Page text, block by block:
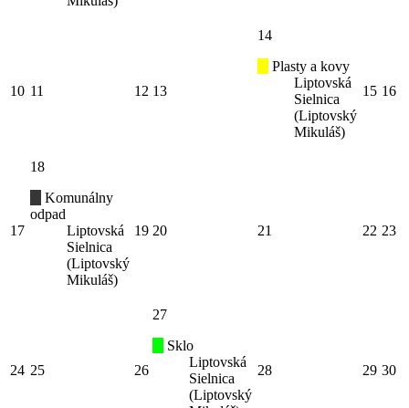
10 11 12 13
14
Plasty a kovy
Liptovská
Sielnica
(Liptovský
Mikuláš)
15 16
17
18
Komunálny
odpad
Liptovská
Sielnica
(Liptovský
Mikuláš)
19 20 21 22 23
24 25 26
27
Sklo
Liptovská
Sielnica
(Liptovský
28 29 30